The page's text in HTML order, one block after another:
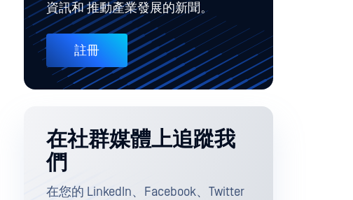
資訊和 推動產業發展的新聞。
註冊
在社群媒體上追蹤我
們
在您的 LinkedIn、Facebook、Twitter